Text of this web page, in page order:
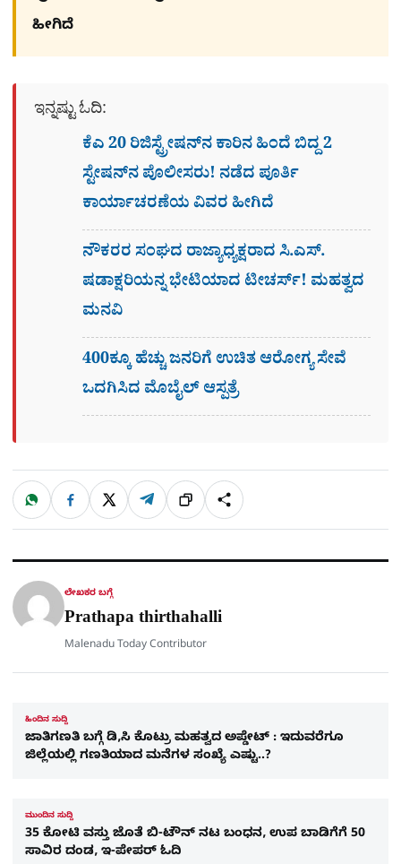
ಹೀಗಿದೆ
ಇನ್ನಷ್ಟು ಓದಿ:
ಕೆಎ 20 ರಿಜಿಸ್ಟ್ರೇಷನ್​ನ ಕಾರಿನ ಹಿಂದೆ ಬಿದ್ದ 2
ಸ್ಟೇಷನ್​ನ ಪೊಲೀಸರು! ನಡೆದ ಪೂರ್ತಿ
ಕಾರ್ಯಾಚರಣೆಯ ವಿವರ ಹೀಗಿದೆ
ನೌಕರರ ಸಂಘದ ರಾಜ್ಯಾಧ್ಯಕ್ಷರಾದ ಸಿ.ಎಸ್.
ಷಡಾಕ್ಷರಿಯನ್ನ ಭೇಟಿಯಾದ ಟೀಚರ್ಸ್​! ಮಹತ್ವದ
ಮನವಿ
400ಕ್ಕೂ ಹೆಚ್ಚು ಜನರಿಗೆ ಉಚಿತ ಆರೋಗ್ಯ ಸೇವೆ
ಒದಗಿಸಿದ ಮೊಬೈಲ್ ಆಸ್ಪತ್ರೆ
ಹಂಚಿಕೊಳ್ಳಿ
W
a
t
p
p
F
c
e
o
k
X T
l
e
a
m
ಲಿಂ
ಕ್
S
h
a
ಲೇಖಕರ ಬಗ್ಗೆ
Prathapa thirthahalli
Malenadu Today Contributor
ಹಿಂದಿನ ಸುದ್ದಿ
ಜಾತಿಗಣತಿ ಬಗ್ಗೆ ಡಿ,ಸಿ ಕೊಟ್ರು ಮಹತ್ವದ ಅಪ್ಡೇಟ್​ : ಇದುವರೆಗೂ
ಜಿಲ್ಲೆಯಲ್ಲಿ ಗಣತಿಯಾದ ಮನೆಗಳ ಸಂಖ್ಯೆ ಎಷ್ಟು..?
ಮುಂದಿನ ಸುದ್ದಿ
35 ಕೋಟಿ ವಸ್ತು ಜೊತೆ ಬಿ-ಟೌನ್​ ನಟ ಬಂಧನ, ಉಪ ಬಾಡಿಗೆಗೆ 50
ಸಾವಿರ ದಂಡ, ಇ-ಪೇಪರ್​ ಓದಿ